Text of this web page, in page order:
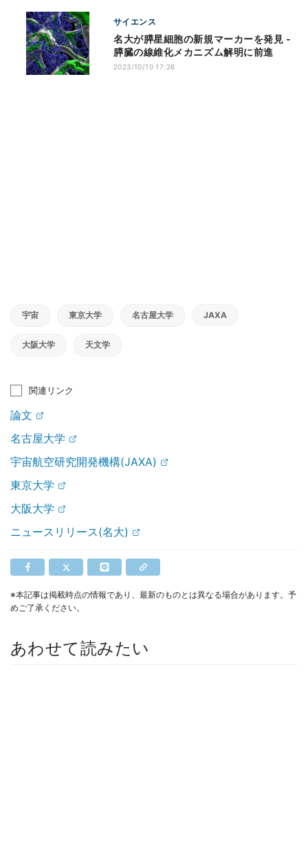
サイエンス
名大が膵星細胞の新規マーカーを発見 -
膵臓の線維化メカニズム解明に前進
2023/10/10 17:26
宇宙 東京大学 名古屋大学 JAXA
大阪大学 天文学
関連リンク
論文
名古屋大学
宇宙航空研究開発機構(JAXA)
東京大学
大阪大学
ニュースリリース(名大)
※本記事は掲載時点の情報であり、最新のものとは異なる場合があります。予
めご了承ください。
あわせて読みたい